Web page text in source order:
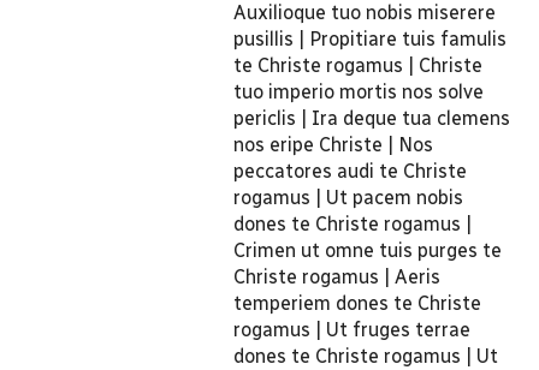
Auxilioque tuo nobis miserere
pusillis | Propitiare tuis famulis
te Christe rogamus | Christe
tuo imperio mortis nos solve
periclis | Ira deque tua clemens
nos eripe Christe | Nos
peccatores audi te Christe
rogamus | Ut pacem nobis
dones te Christe rogamus |
Crimen ut omne tuis purges te
Christe rogamus | Aeris
temperiem dones te Christe
rogamus | Ut fruges terrae
dones te Christe rogamus | Ut